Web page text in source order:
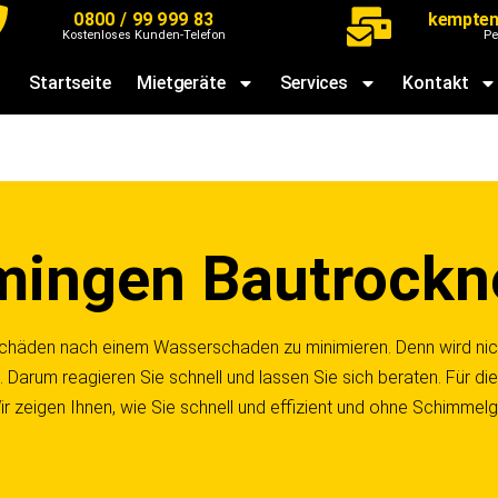
0800 / 99 999 83
Kostenloses Kunden-Telefon
Startseite Mietgeräte Services Kontakt
nach einem Wasserschaden zu minimieren. Denn wird
reagieren Sie schnell und lassen Sie sich beraten. Für
zeigen Ihnen, wie Sie schnell und effizient und ohne